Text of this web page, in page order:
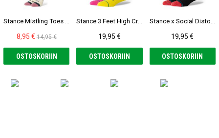
Stance Mistling Toes Crew Sukat
8,95 € 14,95 €
OSTOSKORIIN
Stance 3 Feet High Crew Sukat
19,95 €
OSTOSKORIIN
Stance x Social Distortion Skelly Dancing Crew Sukat
19,95 €
OSTOSKORIIN